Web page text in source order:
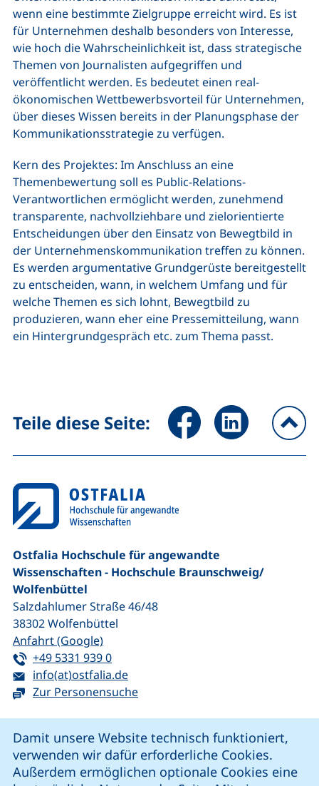
Damit unsere Website technisch funktioniert,
verwenden wir dafür erforderliche Cookies.
Außerdem ermöglichen optionale Cookies eine
wenn eine bestimmte Zielgruppe erreicht wird. Es ist
für Unternehmen deshalb besonders von Interesse,
wie hoch die Wahrscheinlichkeit ist, dass strategische
Themen von Journalisten aufgegriffen und
veröffentlicht werden. Es bedeutet einen real-
ökonomischen Wettbewerbsvorteil für Unternehmen,
über dieses Wissen bereits in der Planungsphase der
Kommunikationsstrategie zu verfügen.
Kern des Projektes: Im Anschluss an eine
Themenbewertung soll es Public-Relations-
Verantwortlichen ermöglicht werden, zunehmend
transparente, nachvollziehbare und zielorientierte
Entscheidungen über den Einsatz von Bewegtbild in
der Unternehmenskommunikation treffen zu können.
Es werden argumentative Grundgerüste bereitgestellt
zu entscheiden, wann, in welchem Umfang und für
welche Themen es sich lohnt, Bewegtbild zu
produzieren, wann eher eine Pressemitteilung, wann
ein Hintergrundgespräch etc. zum Thema passt.
Teile diese Seite: Seite über Facebook teilen
Seite über
Ostfalia Hochschule für angewandte
Wissenschaften - Hochschule Braunschweig/​
Wolfenbüttel
Salzdahlumer Straße 46/48
38302Wolfenbüttel
Anfahrt (Google)(externer Link, öffnet neues Fenster)
Tel:
+49 5331 939 0(startet einen Telefonanruf, wenn Ihr
E-Mail:
info(at)ostfalia.de(öffnet Ihr E-Mail-Programm)
Zur Personensuche
unsere Facebook-Seite (externer Link, öffnet neues
unsere LinkedIn-Seite (externer Link, öffnet
unsere Instagram-Seite (externer Link,
unsere YouTube-Seite (externer